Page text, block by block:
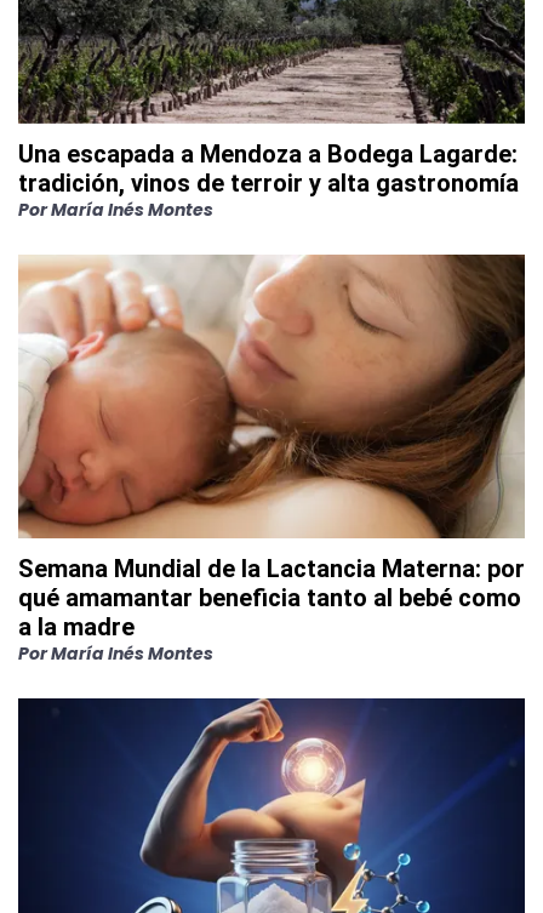
Una escapada a Mendoza a Bodega Lagarde:
tradición, vinos de terroir y alta gastronomía
PorMaría Inés Montes
Semana Mundial de la Lactancia Materna: por
qué amamantar beneficia tanto al bebé como
a la madre
PorMaría Inés Montes